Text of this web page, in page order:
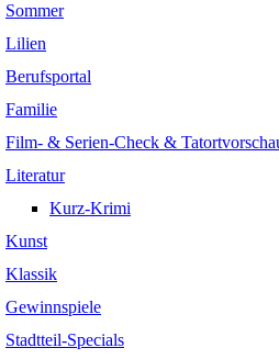
Sommer
Lilien
Berufsportal
Familie
Film- & Serien-Check &
Literatur
Kurz-Krimi
Kunst
Klassik
Gewinnspiele
Stadtteil-Specials